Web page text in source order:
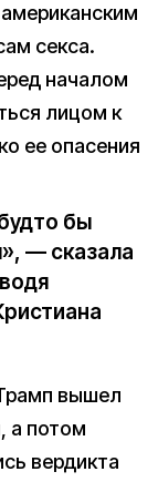
секса.
началом
лицом к
ее опасения
бы
— сказала
вышел
а потом
вердикта